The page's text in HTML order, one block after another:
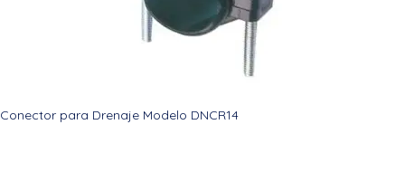
Conector para Drenaje Modelo DNCR14